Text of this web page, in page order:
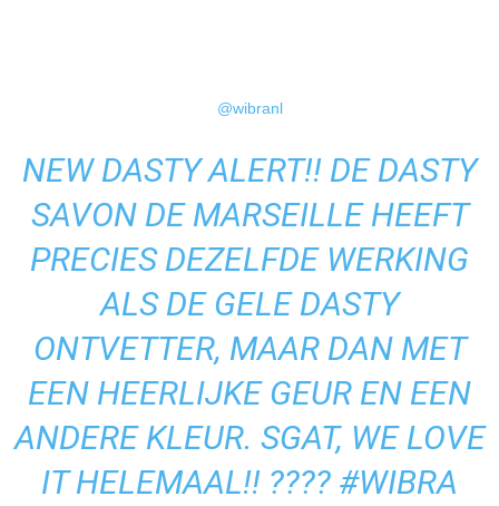
@wibranl
NEW DASTY ALERT!! DE DASTY
SAVON DE MARSEILLE HEEFT
PRECIES DEZELFDE WERKING
ALS DE GELE DASTY
ONTVETTER, MAAR DAN MET
EEN HEERLIJKE GEUR EN EEN
ANDERE KLEUR. SGAT, WE LOVE
IT HELEMAAL!! ???? #WIBRA